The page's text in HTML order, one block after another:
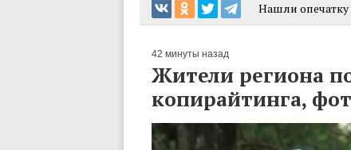
Нашли опечатку
42 минуты назад
Жители региона
копирайтинга,